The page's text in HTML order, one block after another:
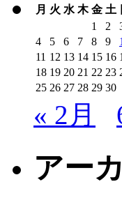
月 火 水 木 金 土
1
2
4
5 6 7 8 9
11 12 13 14 15 16
18 19 20 21 22 23
25 26 27 28 29 30
« 2月
アー